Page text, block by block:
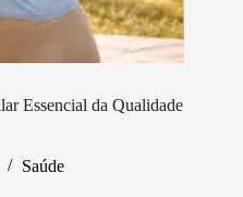
Essencial da Qualidade
Saúde